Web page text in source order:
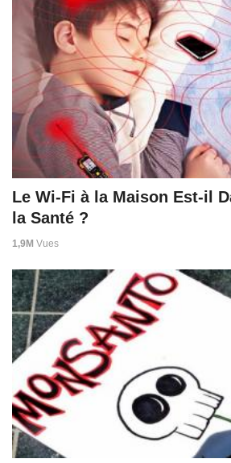
Le Wi-Fi à la Maison Est-il
la Santé ?
1,9M Vues